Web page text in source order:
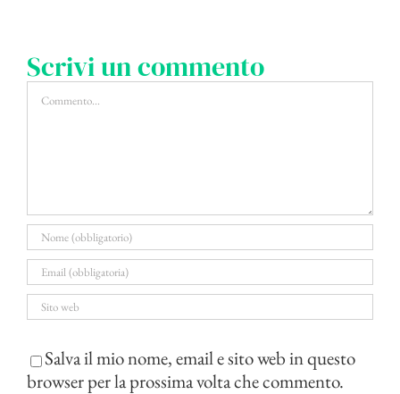
Scrivi un commento
Commento
Salva il mio nome, email e sito web in questo
browser per la prossima volta che commento.